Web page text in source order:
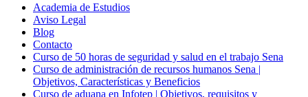
Academia de Estudios
Aviso Legal
Blog
Contacto
Curso de 50 horas de seguridad y salud en el trabajo Sena
Curso de administración de recursos humanos Sena |
Objetivos, Características y Beneficios
Curso de aduana en Infotep | Objetivos, requisitos y